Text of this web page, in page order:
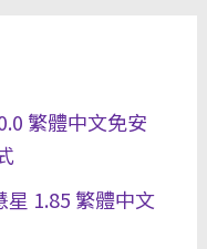
繁體中文免安
1.85 繁體中文